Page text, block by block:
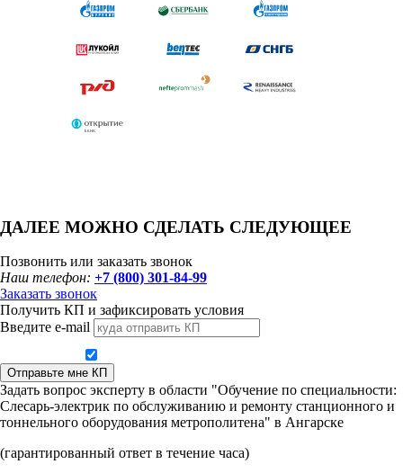
ДАЛЕЕ МОЖНО СДЕЛАТЬ СЛЕДУЮЩЕЕ
Позвонить или заказать звонок
Наш телефон: +7 (800) 301-84-99
Заказать звонок
Получить КП и зафиксировать условия
Введите e-mail
Отправьте мне КП
Задать вопрос эксперту в области "Обучение по специальности:
Слесарь-электрик по обслуживанию и ремонту станционного и
тоннельного оборудования метрополитена" в Ангарске
(гарантированный ответ в течение часа)